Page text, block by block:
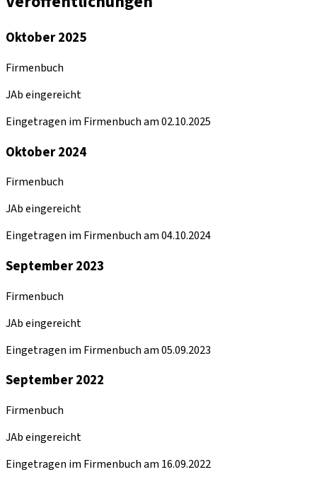
Oktober 2025
Firmenbuch
JAb eingereicht
Eingetragen im Firmenbuch am 02.10.2025
Oktober 2024
Firmenbuch
JAb eingereicht
Eingetragen im Firmenbuch am 04.10.2024
September 2023
Firmenbuch
JAb eingereicht
Eingetragen im Firmenbuch am 05.09.2023
September 2022
Firmenbuch
JAb eingereicht
Eingetragen im Firmenbuch am 16.09.2022